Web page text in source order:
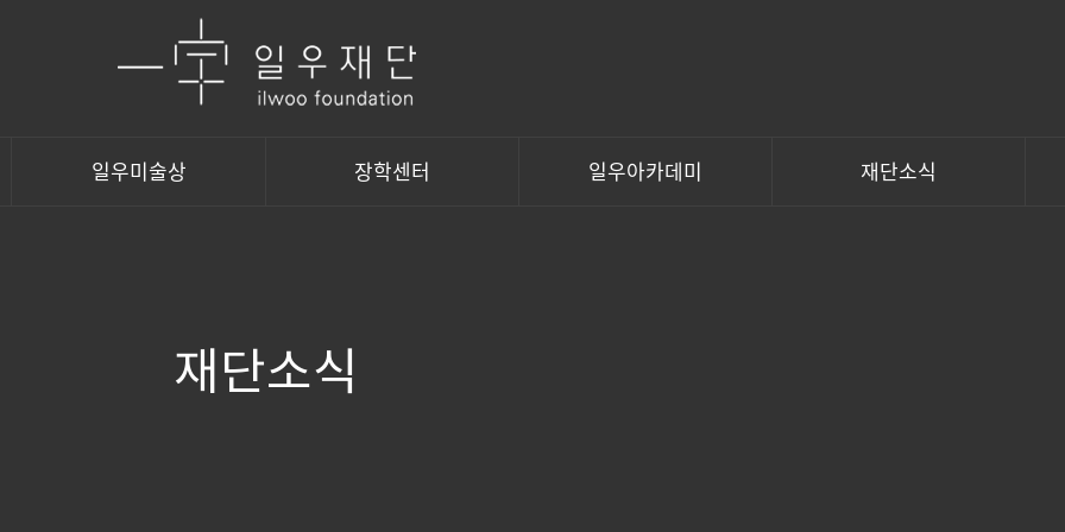
일우미술상 장학센터 일우아카데미 재단소식
재단소식